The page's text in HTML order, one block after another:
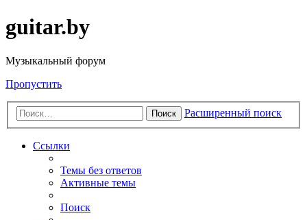
guitar.by
Музыкальный форум
Пропустить
Поиск Расширенный поиск
Ссылки
Темы без ответов
Активные темы
Поиск